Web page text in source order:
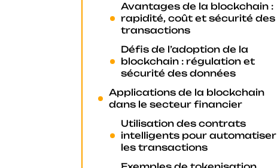
Avantages de la blockchain :
rapidité, coût et sécurité des
transactions
Défis de l’adoption de la
blockchain : régulation et
sécurité des données
Applications de la blockchain
dans le secteur financier
Utilisation des contrats
intelligents pour automatiser
les transactions